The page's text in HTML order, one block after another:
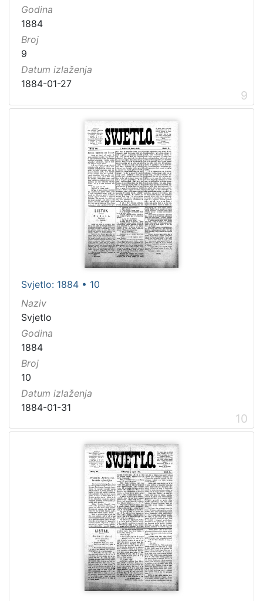
Godina
1884
Broj
9
Datum izlaženja
1884-01-27
9
Svjetlo: 1884 • 10
Naziv
Svjetlo
Godina
1884
Broj
10
Datum izlaženja
1884-01-31
10